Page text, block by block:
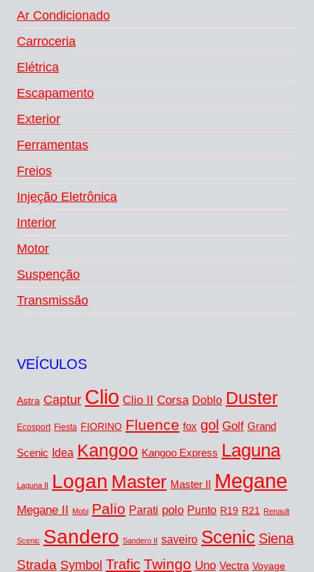
Ar Condicionado
Carroceria
Elétrica
Escapamento
Exterior
Ferramentas
Freios
Injeção Eletrônica
Interior
Motor
Suspenção
Transmissão
VEÍCULOS
Astra Captur Clio Clio II Corsa Doblo Duster
Ecosport Fiesta FIORINO Fluence fox gol Golf Grand
Scenic Idea Kangoo Kangoo Express Laguna
Laguna II Logan Master Master II Megane
Megane II Mobi Palio Parati polo Punto R19 R21 Renault
Scenic Sandero Sandero II saveiro Scenic Siena
Strada Symbol Trafic Twingo Uno Vectra Voyage